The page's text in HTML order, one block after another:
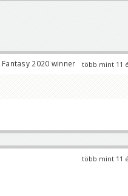
több mint 11
2020 winner
több mint 11